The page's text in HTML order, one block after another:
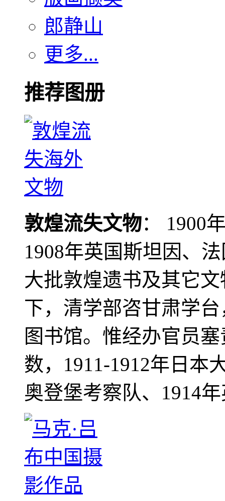
郎静山
更多...
推荐图册
敦煌流失文物： 1900
1908年英国斯坦因、
大批敦煌遗书及其它
下，清学部咨甘肃学
图书馆。惟经办官员
数，1911-1912年日本
奥登堡考察队、1914